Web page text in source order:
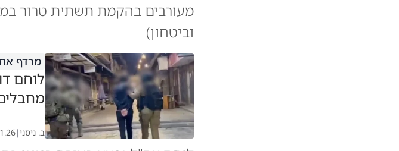
מעורבים בהקמת תשתית טרור
וביטחון)
מרדף
לוחם
ב. ניסני|